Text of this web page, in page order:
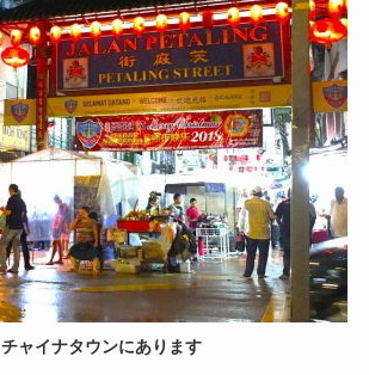
チャイナタウンにあります